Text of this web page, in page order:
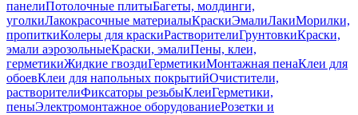
панелиПотолочные плитыБагеты, молдинги,
уголкиЛакокрасочные материалыКраскиЭмалиЛакиМорилки,
пропиткиКолеры для краскиРастворителиГрунтовкиКраски,
эмали аэрозольныеКраски, эмалиПены, клеи,
герметикиЖидкие гвоздиГерметикиМонтажная пенаКлеи для
обоевКлеи для напольных покрытийОчистители,
растворителиФиксаторы резьбыКлеиГерметики,
пеныЭлектромонтажное оборудованиеРозетки и